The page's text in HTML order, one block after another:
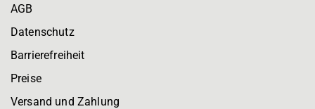
AGB
Datenschutz
Barrierefreiheit
Preise
Versand und Zahlung